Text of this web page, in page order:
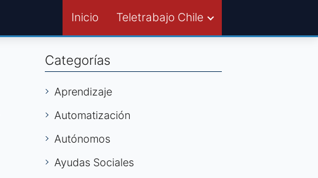
Inicio Teletrabajo Chile
Categorías
Aprendizaje
Automatización
Autónomos
Ayudas Sociales